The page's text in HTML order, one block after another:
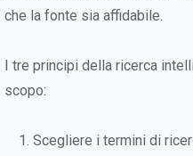
che la fonte sia affidabile.
I tre principi della ricerca
scopo:
Scegliere i termini di